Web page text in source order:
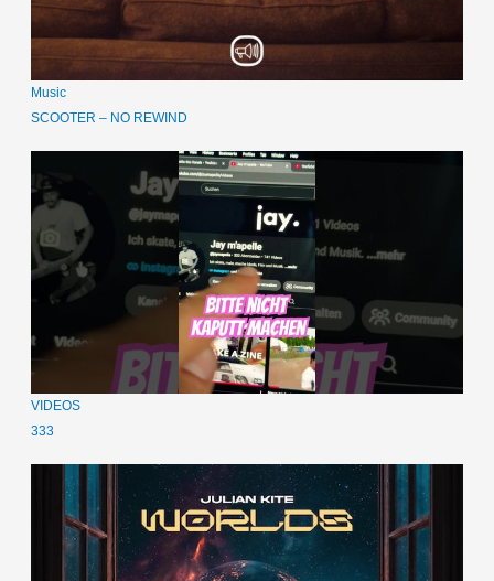
Music
SCOOTER – NO REWIND
VIDEOS
333